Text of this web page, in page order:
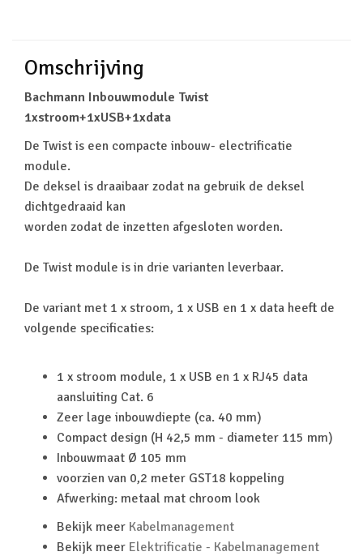
Omschrijving
Bachmann Inbouwmodule Twist
1xstroom+1xUSB+1xdata
De Twist is een compacte inbouw- electrificatie
module.
De deksel is draaibaar zodat na gebruik de deksel
dichtgedraaid kan
worden zodat de inzetten afgesloten worden.
De Twist module is in drie varianten leverbaar.
De variant met 1 x stroom, 1 x USB en 1 x data heeft de
volgende specificaties:
1 x stroom module, 1 x USB en 1 x RJ45 data
aansluiting Cat. 6
Zeer lage inbouwdiepte (ca. 40 mm)
Compact design (H 42,5 mm - diameter 115 mm)
Inbouwmaat Ø 105 mm
voorzien van 0,2 meter GST18 koppeling
Afwerking: metaal mat chroom look
Bekijk meer Kabelmanagement
Bekijk meer Elektrificatie - Kabelmanagement